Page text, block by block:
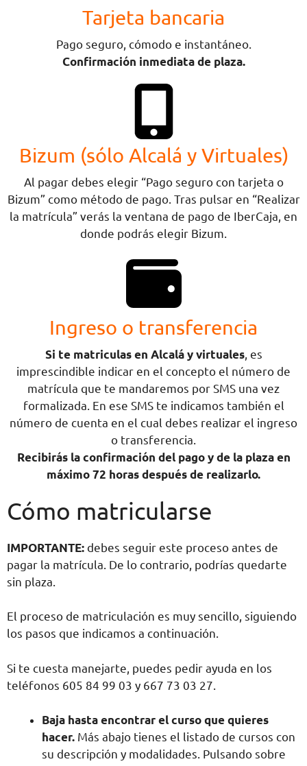
Tarjeta bancaria
Pago seguro, cómodo e instantáneo.
Confirmación inmediata de plaza.
Bizum (sólo Alcalá y Virtuales)
Al pagar debes elegir “Pago seguro con tarjeta o
Bizum” como método de pago. Tras pulsar en “Realizar
la matrícula” verás la ventana de pago de IberCaja, en
donde podrás elegir Bizum.
Ingreso o transferencia
Si te matriculas en Alcalá y virtuales, es
imprescindible indicar en el concepto el número de
matrícula que te mandaremos por SMS una vez
formalizada. En ese SMS te indicamos también el
número de cuenta en el cual debes realizar el ingreso
o transferencia.
Recibirás la confirmación del pago y de la plaza en
máximo 72 horas después de realizarlo.
Cómo matricularse
IMPORTANTE: debes seguir este proceso antes de
pagar la matrícula. De lo contrario, podrías quedarte
sin plaza.
El proceso de matriculación es muy sencillo, siguiendo
los pasos que indicamos a continuación.
Si te cuesta manejarte, puedes pedir ayuda en los
teléfonos 605 84 99 03 y 667 73 03 27.
Baja hasta encontrar el curso que quieres
hacer. Más abajo tienes el listado de cursos con
su descripción y modalidades. Pulsando sobre